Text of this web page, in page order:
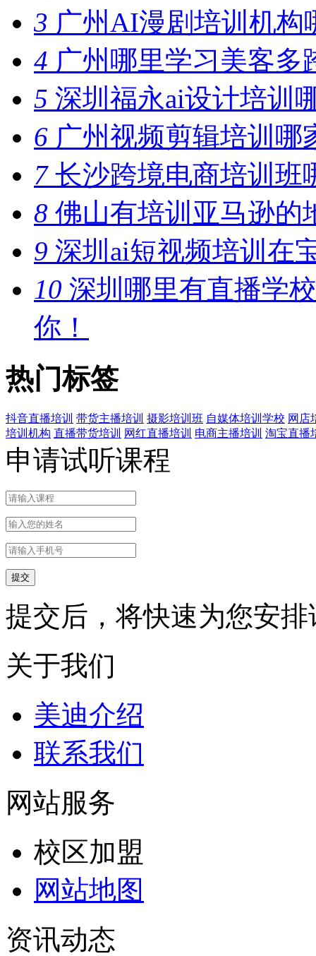
3 广州AI漫剧培训机构
4 广州哪里学习美客多
5 深圳福永ai设计培训
6 广州视频剪辑培训哪
7长沙跨境电商培训班
8 佛山有培训亚马逊的
9 深圳ai短视频培训在
10 深圳哪里有直播学
你！
热门标签
抖音直播培训 带货主播培训 摄影培训班 自媒体培训学校 网店
培训机构 直播带货培训 网红直播培训 电商主播培训 淘宝直播
申请试听课程
提交后，将快速为您安
关于我们
美迪介绍
联系我们
网站服务
校区加盟
网站地图
资讯动态